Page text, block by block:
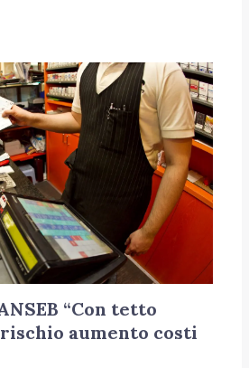
“Con tetto
aumento costi